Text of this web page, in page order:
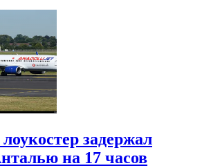
задержал
на 17 часов